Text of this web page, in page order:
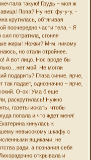
такую! Грудь – моя ж
Попа? Ну нет, фу-у-у, -
крутилась, обтягивая
поочередно части тела, - Я
сил потратила, сгоняя
жиры! Ножки? М-м, никому
но стали стройнее.
А вот лицо. Нос вроде бы
мой. Не могли
подарить? Глаза синие, ярче,
так падает, однозначно – ярче,
О-ох! Ума б еще
раскрутилась! Нужно
газеты искать, чтобы
попала и что ждет меня!
кинулась к
невысокому шкафу с
ящиками, не
ради, а познания себя
открывала и